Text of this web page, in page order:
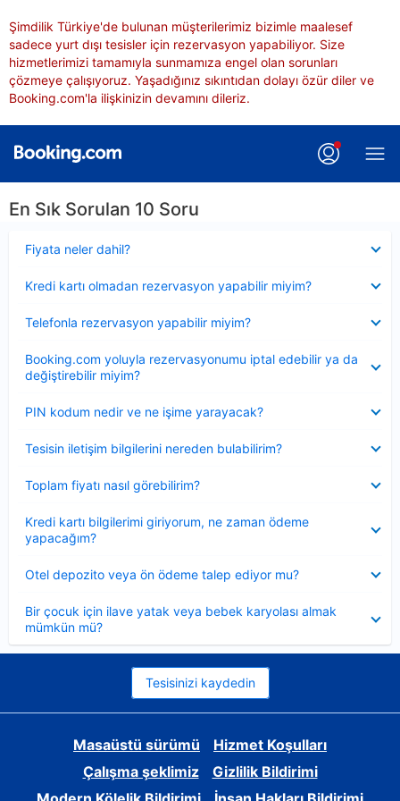
Şimdilik Türkiye'de bulunan müşterilerimiz bizimle maalesef
sadece yurt dışı tesisler için rezervasyon yapabiliyor. Size
hizmetlerimizi tamamıyla sunmamıza engel olan sorunları
çözmeye çalışıyoruz. Yaşadığınız sıkıntıdan dolayı özür diler ve
Booking.com'la ilişkinizin devamını dileriz.
En Sık Sorulan 10 Soru
Fiyata neler dahil?
Kredi kartı olmadan rezervasyon yapabilir miyim?
Telefonla rezervasyon yapabilir miyim?
Booking.com yoluyla rezervasyonumu iptal edebilir ya da
değiştirebilir miyim?
PIN kodum nedir ve ne işime yarayacak?
Tesisin iletişim bilgilerini nereden bulabilirim?
Toplam fiyatı nasıl görebilirim?
Kredi kartı bilgilerimi giriyorum, ne zaman ödeme
yapacağım?
Otel depozito veya ön ödeme talep ediyor mu?
Bir çocuk için ilave yatak veya bebek karyolası almak
mümkün mü?
Tesisinizi kaydedin
Masaüstü sürümü
Hizmet Koşulları
Çalışma şeklimiz
Gizlilik Bildirimi